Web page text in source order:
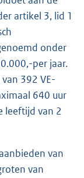
artikel 3, lid 1
onder
per jaar.
392 VE-
640 uur
leeftijd van 2
van
van